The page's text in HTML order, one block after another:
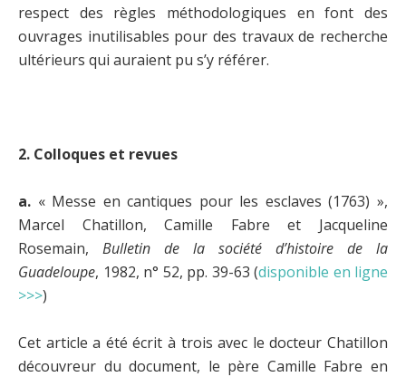
respect des règles méthodologiques en font des
ouvrages inutilisables pour des travaux de recherche
ultérieurs qui auraient pu s’y référer.
2. Colloques et revues
a. « Messe en cantiques pour les esclaves (1763) »,
Marcel Chatillon, Camille Fabre et Jacqueline
Rosemain, Bulletin de la société d’histoire de la
Guadeloupe, 1982, n° 52, pp. 39-63 (disponible en ligne
>>>)
Cet article a été écrit à trois avec le docteur Chatillon
découvreur du document, le père Camille Fabre en